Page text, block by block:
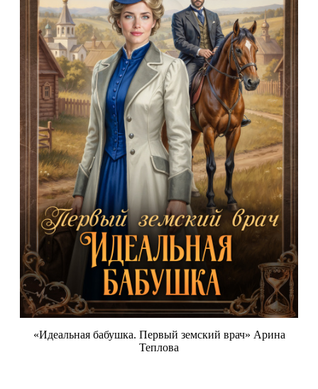
«Идеальная бабушка. Первый земский врач» Арина
Теплова